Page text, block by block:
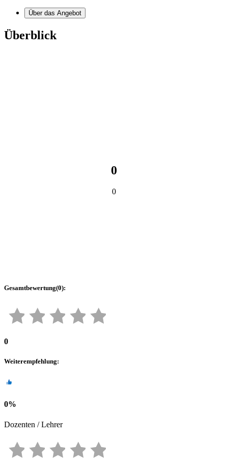
Über das Angebot
Überblick
0
0
Gesamtbewertung(0):
0
Weiterempfehlung:
0%
Dozenten / Lehrer